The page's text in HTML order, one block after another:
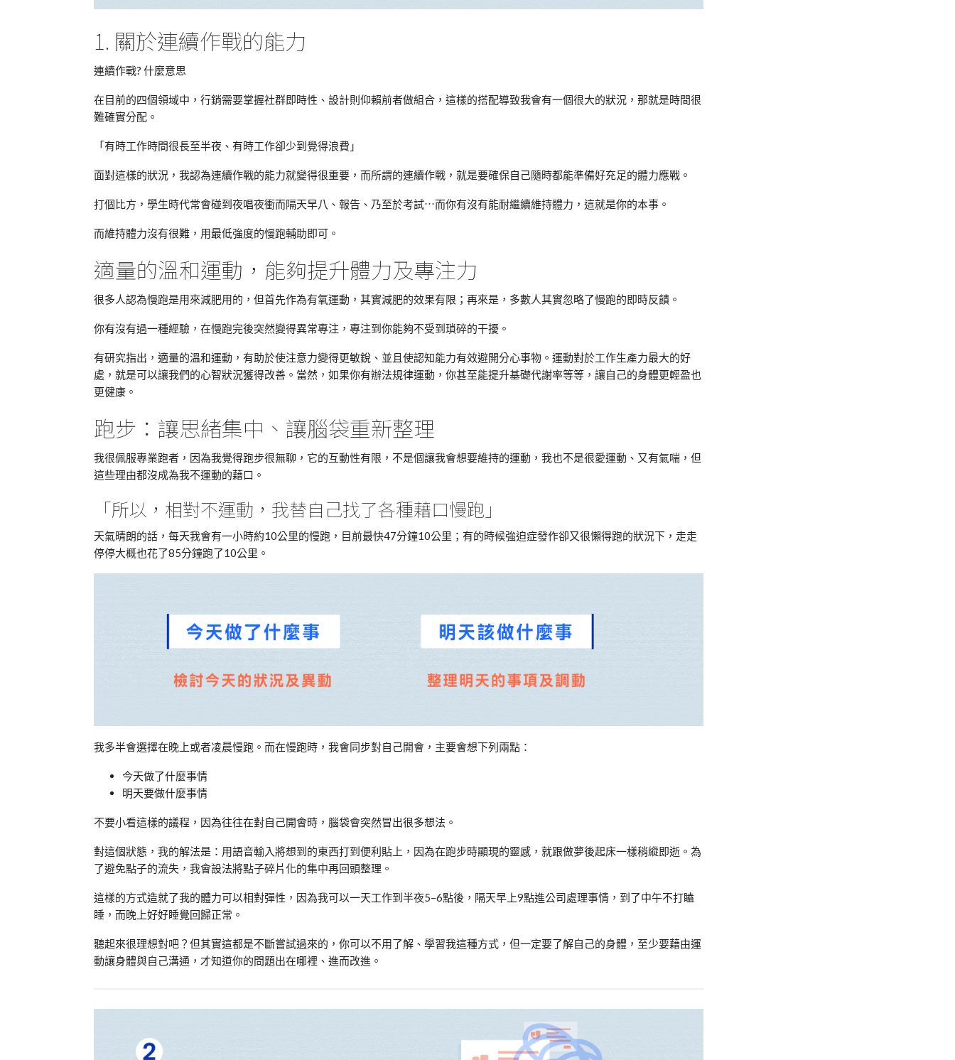
1. 關於連續作戰的能力
連續作戰? 什麼意思
在目前的四個領域中，行銷需要掌握社群即時性、設計則仰賴前者做組合，這樣的搭配導致我會有一個很大的狀況，那就是時間很
難確實分配。
「有時工作時間很長至半夜、有時工作卻少到覺得浪費」
面對這樣的狀況，我認為連續作戰的能力就變得很重要，而所謂的連續作戰，就是要確保自己隨時都能準備好充足的體力應戰。
打個比方，學生時代常會碰到夜唱夜衝而隔天早八、報告、乃至於考試⋯而你有沒有能耐繼續維持體力，這就是你的本事。
而維持體力沒有很難，用最低強度的慢跑輔助即可。
適量的溫和運動，能夠提升體力及專注力
很多人認為慢跑是用來減肥用的，但首先作為有氧運動，其實減肥的效果有限；再來是，多數人其實忽略了慢跑的即時反饋。
你有沒有過一種經驗，在慢跑完後突然變得異常專注，專注到你能夠不受到瑣碎的干擾。
有研究指出，適量的溫和運動，有助於使注意力變得更敏銳、並且使認知能力有效避開分心事物。運動對於工作生產力最大的好
處，就是可以讓我們的心智狀況獲得改善。當然，如果你有辦法規律運動，你甚至能提升基礎代謝率等等，讓自己的身體更輕盈也
更健康。
跑步：讓思緒集中、讓腦袋重新整理
我很佩服專業跑者，因為我覺得跑步很無聊，它的互動性有限，不是個讓我會想要維持的運動，我也不是很愛運動、又有氣喘，但
這些理由都沒成為我不運動的藉口。
「所以，相對不運動，我替自己找了各種藉口慢跑」
天氣晴朗的話，每天我會有一小時約10公里的慢跑，目前最快47分鐘10公里；有的時候強迫症發作卻又很懶得跑的狀況下，走走
停停大概也花了85分鐘跑了10公里。
我多半會選擇在晚上或者凌晨慢跑。而在慢跑時，我會同步對自己開會，主要會想下列兩點：
今天做了什麼事情
明天要做什麼事情
不要小看這樣的議程，因為往往在對自己開會時，腦袋會突然冒出很多想法。
對這個狀態，我的解法是：用語音輸入將想到的東西打到便利貼上，因為在跑步時顯現的靈感，就跟做夢後起床一樣稍縱即逝。為
了避免點子的流失，我會設法將點子碎片化的集中再回頭整理。
這樣的方式造就了我的體力可以相對彈性，因為我可以一天工作到半夜5–6點後，隔天早上9點進公司處理事情，到了中午不打瞌
睡，而晚上好好睡覺回歸正常。
聽起來很理想對吧？但其實這都是不斷嘗試過來的，你可以不用了解、學習我這種方式，但一定要了解自己的身體，至少要藉由運
動讓身體與自己溝通，才知道你的問題出在哪裡、進而改進。